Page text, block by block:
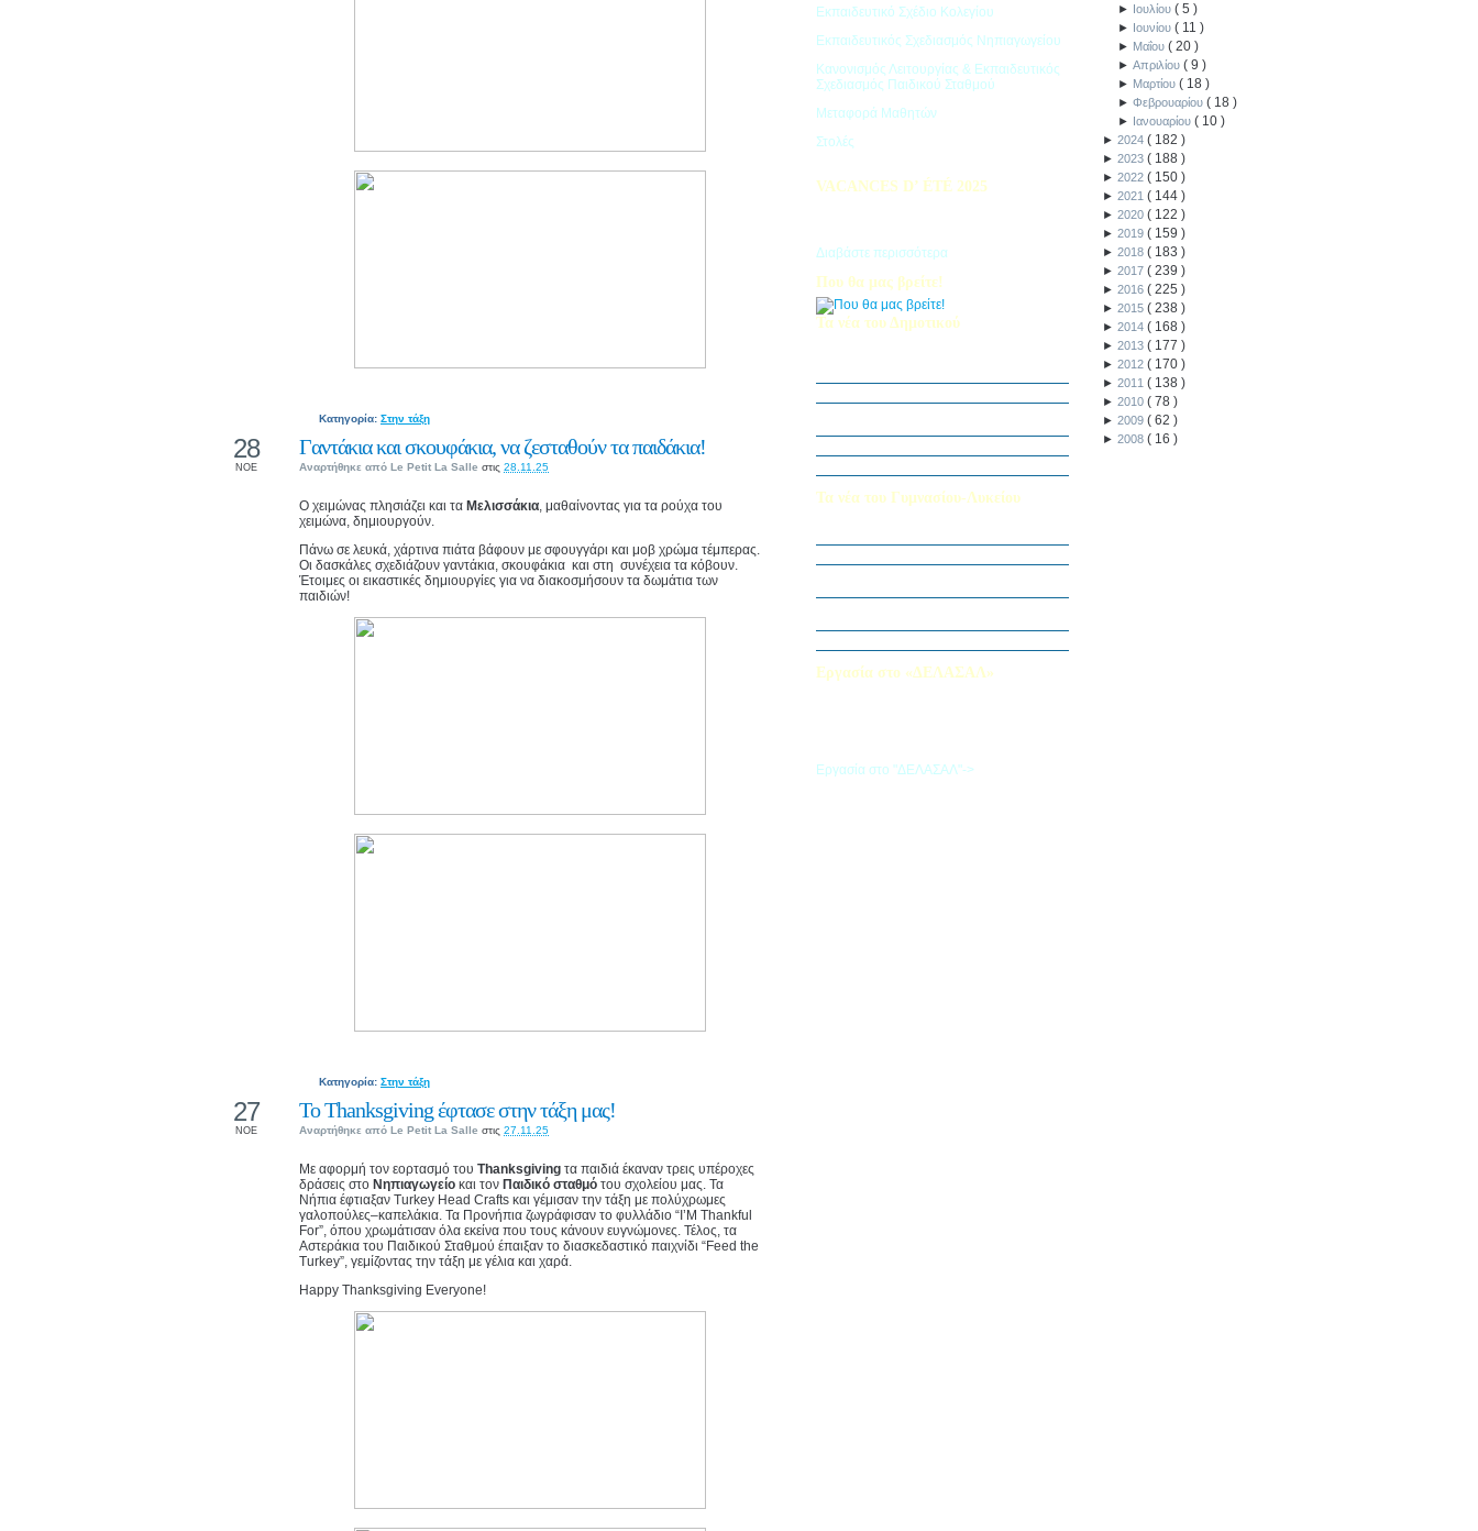
Κατηγορία: Στην τάξη
Γαντάκια και σκουφάκια, να ζεσταθούν τα παιδάκια!
Αναρτήθηκε από Le Petit La Salle στις 28.11.25
28
ΝΟΕ
Ο χειμώνας πλησιάζει και τα Μελισσάκια, μαθαίνοντας για τα ρούχα του
χειμώνα, δημιουργούν.
Πάνω σε λευκά, χάρτινα πιάτα βάφουν με σφουγγάρι και μοβ χρώμα τέμπερας.
Οι δασκάλες σχεδιάζουν γαντάκια, σκουφάκια και στη συνέχεια τα κόβουν.
Έτοιμες οι εικαστικές δημιουργίες για να διακοσμήσουν τα δωμάτια των
παιδιών!
Κατηγορία: Στην τάξη
Το Thanksgiving έφτασε στην τάξη μας!
Αναρτήθηκε από Le Petit La Salle στις 27.11.25
27
ΝΟΕ
Με αφορμή τον εορτασμό του Thanksgiving τα παιδιά έκαναν τρεις υπέροχες
δράσεις στο Νηπιαγωγείο και τον Παιδικό σταθμό του σχολείου μας. Τα
Νήπια έφτιαξαν Turkey Head Crafts και γέμισαν την τάξη με πολύχρωμες
γαλοπούλες–καπελάκια. Τα Προνήπια ζωγράφισαν το φυλλάδιο “I’M Thankful
For”, όπου χρωμάτισαν όλα εκείνα που τους κάνουν ευγνώμονες. Τέλος, τα
Αστεράκια του Παιδικού Σταθμού έπαιξαν το διασκεδαστικό παιχνίδι “Feed the
Turkey”, γεμίζοντας την τάξη με γέλια και χαρά.
Happy Thanksgiving Everyone!
Εκπαιδευτικό Σχέδιο Κολεγίου
Εκπαιδευτικός Σχεδιασμός Νηπιαγωγείου
Κανονισμός Λειτουργίας & Εκπαιδευτικός
Σχεδιασμός Παιδικού Σταθμού
Μεταφορά Μαθητών
Στολές
VACANCES D’ ÉTÉ 2025
Διαβάστε περισσότερα
Που θα μας βρείτε!
Τα νέα του Δημοτικού
Τα νέα του Γυμνασίου-Λυκείου
Εργασία στο «ΔΕΛΑΣΑΛ»
Εργασία στο "ΔΕΛΑΣΑΛ"->
► Ιουλίου(5)
► Ιουνίου( 11)
► Μαΐου(20)
►Απριλίου(9)
► Μαρτίου( 18)
►Φεβρουαρίου( 18)
► Ιανουαρίου( 10)
► 2024 ( 182 )
► 2023 ( 188 )
► 2022 ( 150 )
► 2021 ( 144 )
► 2020 ( 122 )
► 2019 ( 159 )
► 2018 ( 183 )
► 2017 ( 239 )
► 2016 ( 225 )
► 2015 ( 238 )
► 2014 ( 168 )
► 2013 ( 177 )
► 2012 ( 170 )
► 2011 ( 138 )
► 2010 ( 78 )
► 2009 ( 62 )
► 2008 ( 16 )